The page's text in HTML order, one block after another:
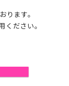
ります。
ください。